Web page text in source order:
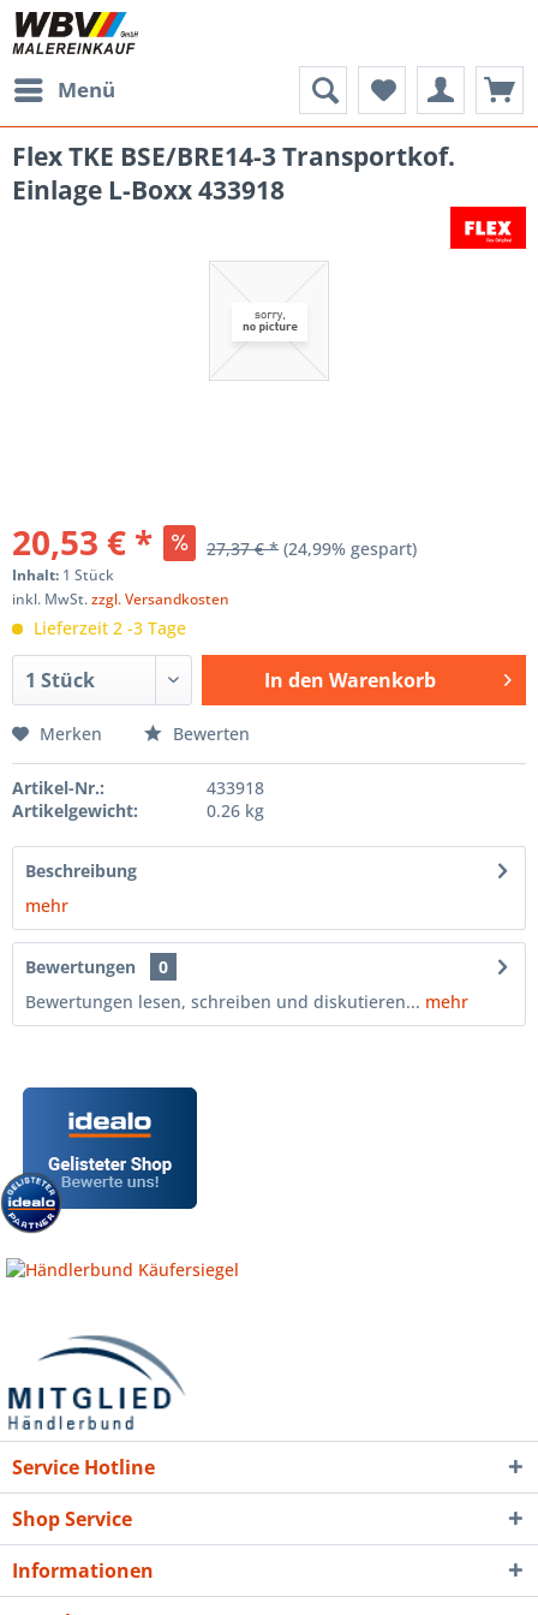
Menü
Flex TKE BSE/BRE14-3 Transportkof.
Einlage L-Boxx 433918
20,53 € * 27,37 € * (24,99% gespart)
Inhalt: 1 Stück
inkl. MwSt.zzgl. Versandkosten
Lieferzeit 2 -3 Tage
In den Warenkorb
Merken Bewerten
Artikel-Nr.:
433918
Artikelgewicht:
0.26 kg
Beschreibung
mehr
Bewertungen
0
Bewertungen lesen, schreiben und diskutieren... mehr
Service Hotline
Shop Service
Informationen